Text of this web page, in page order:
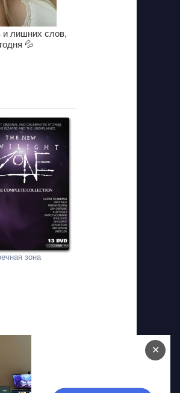
и лишних слов,
💦
зона
✕